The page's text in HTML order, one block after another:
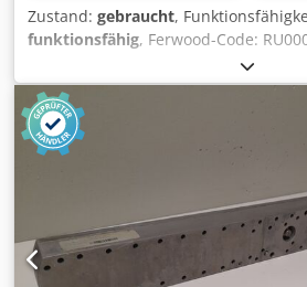
Zustand: gebraucht,
funktionsfähig, Ferwood-Code:
Gebraucht – Funktionalität: Voll
Kompatible Maschine: BIESSE
TECHNO S BOHRMASCHINE – Bei
einen Überholungsservice an,
Chsdpfxov Du S Rs Ak Toa